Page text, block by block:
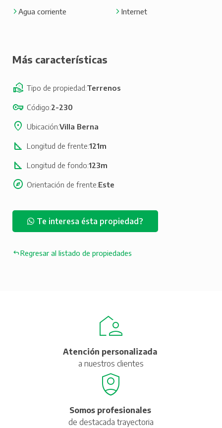
Agua corriente
Internet
Más características
Tipo de propiedad Terrenos
Código 2-230
Ubicación Villa Berna
Longitud de frente 121m
Longitud de fondo 123m
Orientación de frente Este
Te interesa ésta propiedad?
Regresar al listado de propiedades
Atención personalizada
a nuestros clientes
Somos profesionales
de destacada trayectoria